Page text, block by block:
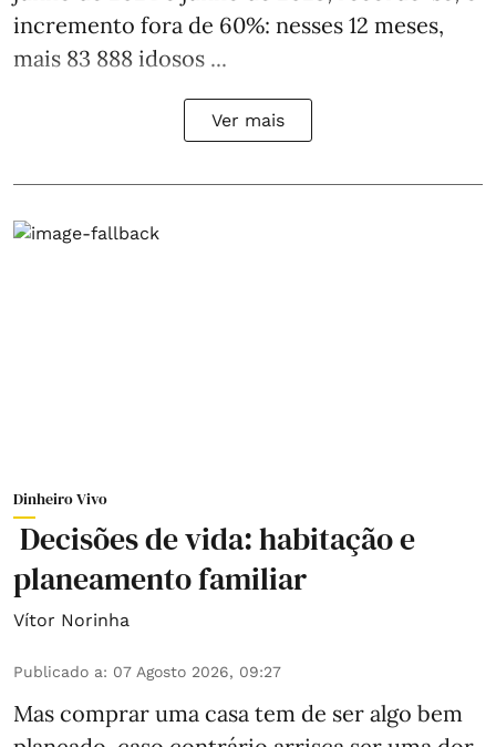
incremento fora de 60%: nesses 12 meses,
mais 83 888 idosos ...
Ver mais
Dinheiro Vivo
Decisões de vida: habitação e
planeamento familiar
Vítor Norinha
Publicado a: 07 Agosto 2026, 09:27
Mas comprar uma casa tem de ser algo bem